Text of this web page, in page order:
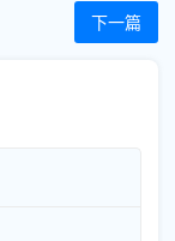
下一篇